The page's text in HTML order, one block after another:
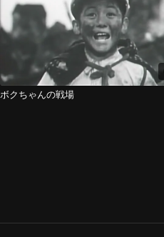
ボクちゃんの戦場